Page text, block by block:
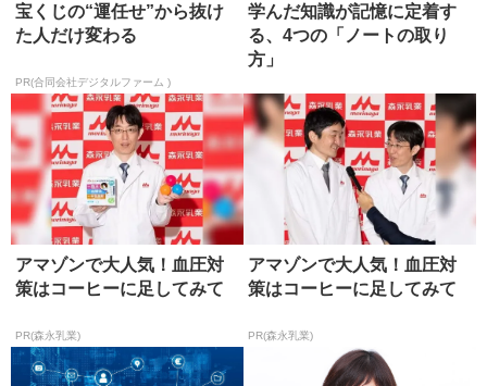
宝くじの“運任せ”から抜け
た人だけ変わる
PR(合同会社デジタルファーム )
学んだ知識が記憶に定着す
る、4つの「ノートの取り
方」
アマゾンで大人気！血圧対
策はコーヒーに足してみて
PR(森永乳業)
アマゾンで大人気！血圧対
策はコーヒーに足してみて
PR(森永乳業)